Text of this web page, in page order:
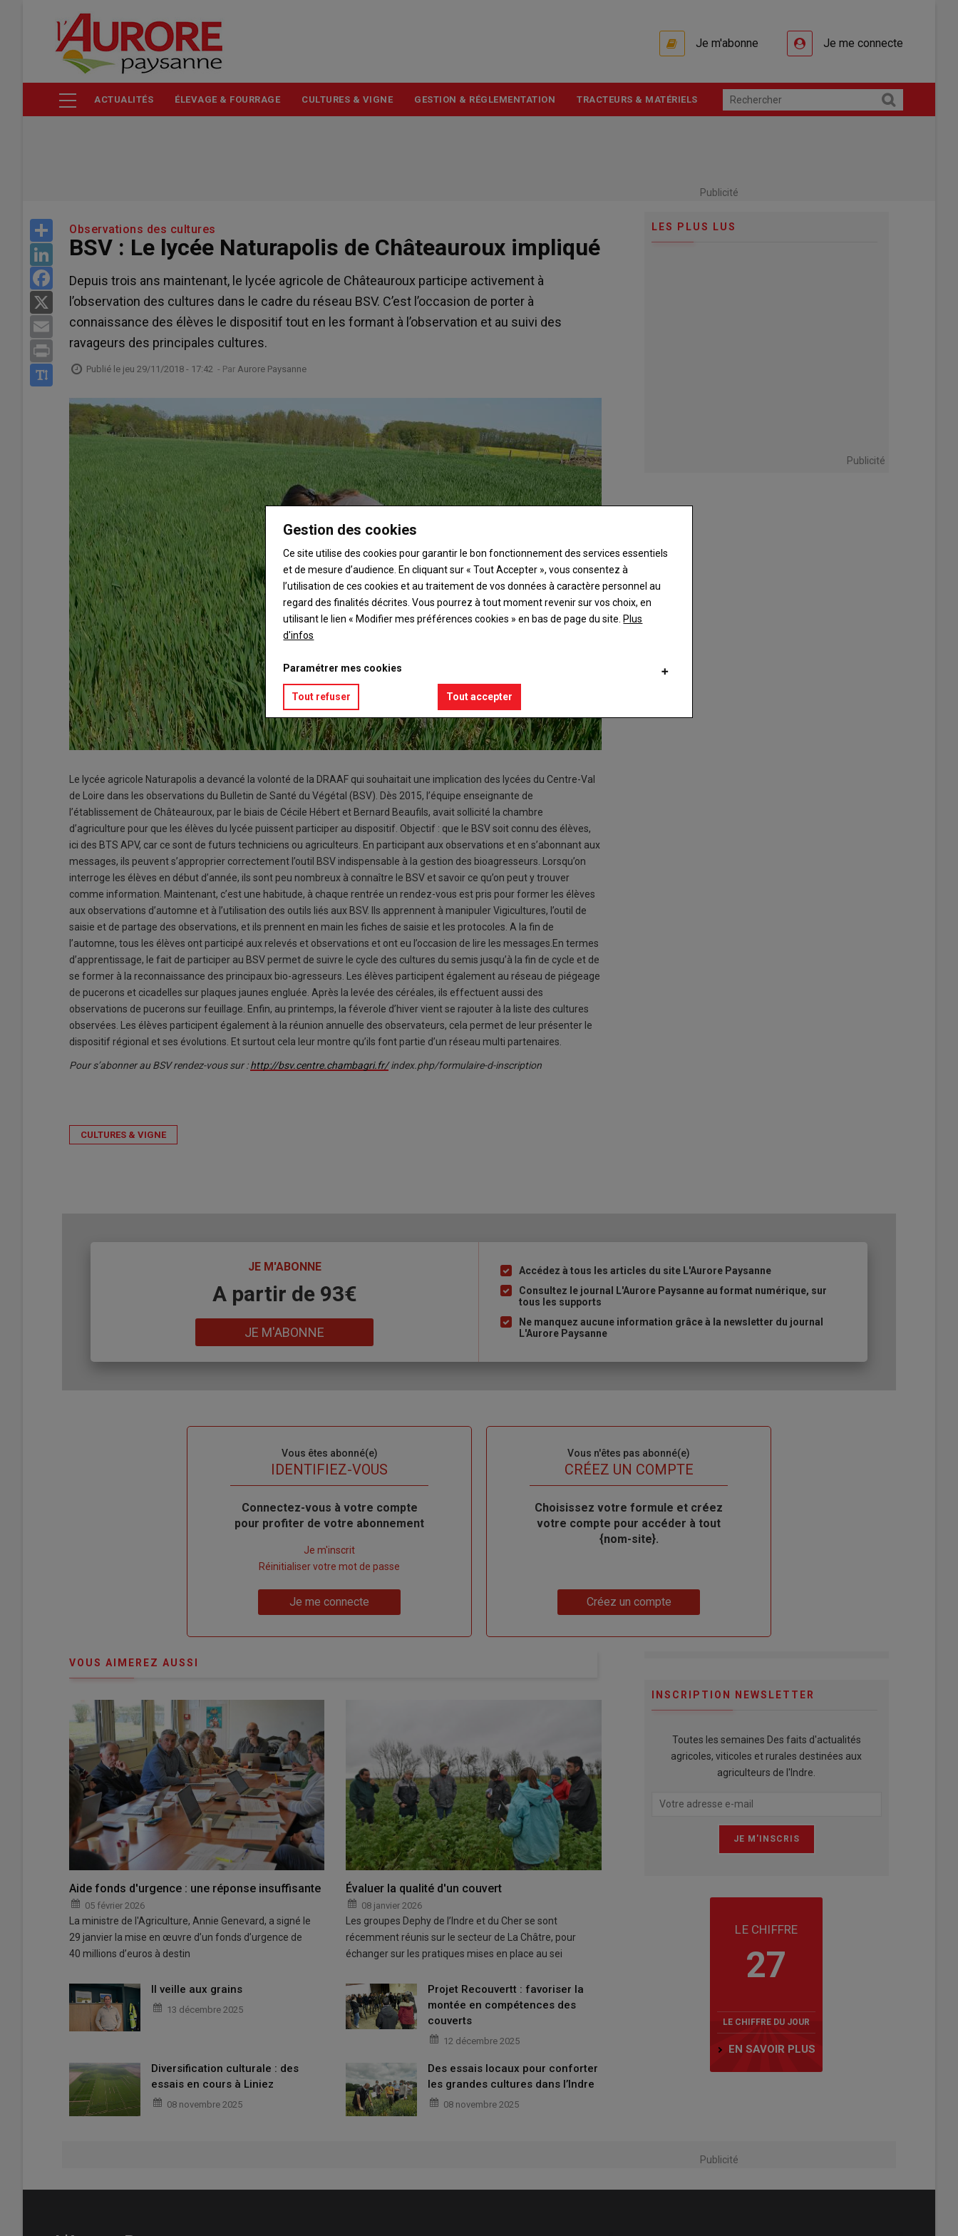
contenu
Je m'abonne Je me connecte
ACTUALITÉS ÉLEVAGE & FOURRAGE CULTURES & VIGNE GESTION & RÉGLEMENTATION TRACTEURS & MATÉRIELS
Publicité
Share
LinkedIn
Facebook
Email
Print
Observations des cultures
BSV : Le lycée Naturapolis de Châteauroux impliqué
Depuis trois ans maintenant, le lycée agricole de Châteauroux participe activement à
l’observation des cultures dans le cadre du réseau BSV. C’est l’occasion de porter à
connaissance des élèves le dispositif tout en les formant à l’observation et au suivi des
ravageurs des principales cultures.
Publié le jeu 29/11/2018 - 17:42 - Par Aurore Paysanne
Le lycée agricole Naturapolis a devancé la volonté de la DRAAF qui souhaitait une implication des lycées du Centre-Val
de Loire dans les observations du Bulletin de Santé du Végétal (BSV). Dès 2015, l’équipe enseignante de
l’établissement de Châteauroux, par le biais de Cécile Hébert et Bernard Beaufils, avait sollicité la chambre
d’agriculture pour que les élèves du lycée puissent participer au dispositif. Objectif : que le BSV soit connu des élèves,
ici des BTS APV, car ce sont de futurs techniciens ou agriculteurs. En participant aux observations et en s’abonnant aux
messages, ils peuvent s’approprier correctement l’outil BSV indispensable à la gestion des bioagresseurs. Lorsqu’on
interroge les élèves en début d’année, ils sont peu nombreux à connaître le BSV et savoir ce qu’on peut y trouver
comme information. Maintenant, c’est une habitude, à chaque rentrée un rendez-vous est pris pour former les élèves
aux observations d’automne et à l’utilisation des outils liés aux BSV. Ils apprennent à manipuler Vigicultures, l’outil de
saisie et de partage des observations, et ils prennent en main les fiches de saisie et les protocoles. A la fin de
l’automne, tous les élèves ont participé aux relevés et observations et ont eu l’occasion de lire les messages.En termes
d’apprentissage, le fait de participer au BSV permet de suivre le cycle des cultures du semis jusqu’à la fin de cycle et de
se former à la reconnaissance des principaux bio-agresseurs. Les élèves participent également au réseau de piégeage
de pucerons et cicadelles sur plaques jaunes engluée. Après la levée des céréales, ils effectuent aussi des
observations de pucerons sur feuillage. Enfin, au printemps, la féverole d’hiver vient se rajouter à la liste des cultures
observées. Les élèves participent également à la réunion annuelle des observateurs, cela permet de leur présenter le
dispositif régional et ses évolutions. Et surtout cela leur montre qu’ils font partie d’un réseau multi partenaires.
Pour s’abonner au BSV rendez-vous sur :http://bsv.centre.chambagri.fr/index.php/formulaire-d-inscription
CULTURES & VIGNE
LES PLUS LUS
Publicité
JE M'ABONNE
A partir de 93€
JE M'ABONNE
Liste
à
puce
Accédez à tous les articles du site L'Aurore Paysanne
Consultez le journal L'Aurore Paysanne au format numérique, sur
tous les supports
Ne manquez aucune information grâce à la newsletter du journal
L'Aurore Paysanne
Vous êtes abonné(e)
IDENTIFIEZ-VOUS
Body
Connectez-vous à votre compte
pour profiter de votre abonnement
compte"
Je m'inscrit
Réinitialiser votre mot de passe
Je me connecte
Vous n'êtes pas abonné(e)
TITRECRÉEZ UN COMPTE
Body
Choisissez votre formule et créez
votre compte pour accéder à tout
{nom-site}.
Créez un compte
VOUS AIMEREZ AUSSI
Aide fonds d'urgence : une réponse insuffisante
05 février 2026
La ministre de l'Agriculture, Annie Genevard, a signé le
29 janvier la mise en œuvre d’un fonds d’urgence de
40 millions d’euros à destin
Évaluer la qualité d'un couvert
08 janvier 2026
Les groupes Dephy de l’Indre et du Cher se sont
récemment réunis sur le secteur de La Châtre, pour
échanger sur les pratiques mises en place au sei
Il veille aux grains
13 décembre 2025
Projet Recouvertt : favoriser la
montée en compétences des
couverts
12 décembre 2025
Diversification culturale : des
essais en cours à Liniez
08 novembre 2025
Des essais locaux pour conforter
les grandes cultures dans l’Indre
08 novembre 2025
INSCRIPTION NEWSLETTER
Toutes les semaines Des faits d'actualités
agricoles, viticoles et rurales destinées aux
agriculteurs de l'Indre.
LE CHIFFRE
27
LE CHIFFRE DU JOUR
EN SAVOIR PLUS
Publicité
Gestion des cookies
Ce site utilise des cookies pour garantir le bon fonctionnement des services essentiels
et de mesure d’audience. En cliquant sur « Tout Accepter », vous consentez à
l’utilisation de ces cookies et au traitement de vos données à caractère personnel au
regard des finalités décrites. Vous pourrez à tout moment revenir sur vos choix, en
utilisant le lien « Modifier mes préférences cookies » en bas de page du site. Plus
d'infos
Paramétrer mes cookies
Tout refuser Tout accepter